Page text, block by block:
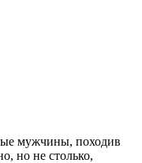
мужчины, походив
но не столько,